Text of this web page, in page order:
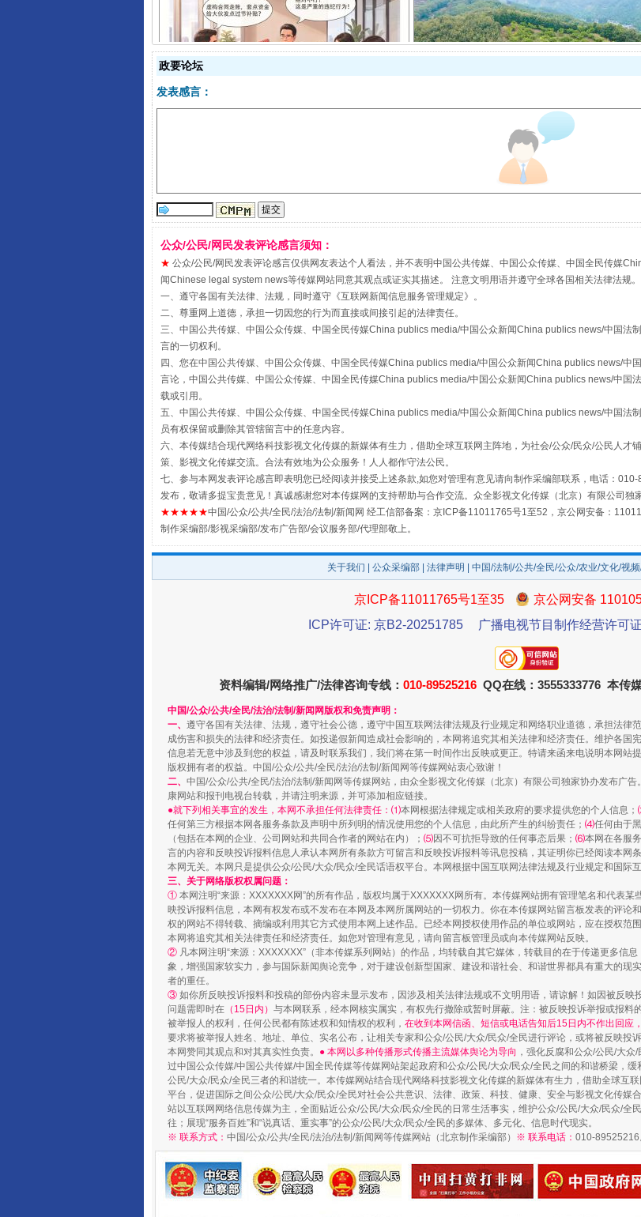
揭开“小金库”的免责幌子 以产业富民促振兴
受贿1.44亿！段成刚被判无期 从幼儿园到大学，有这些资助
全民健身五年计划来了！等你上场 事关残疾人未来5年
阿坝州三大球赛在茂县开幕
国家大学科技园优化重塑工作 镜头丨大暑三秋近
扯下公款旅游的“隐身衣” 如何以同查同治破解风腐交织难题
政要论坛
发表感言：
公众/公民/网民发表评论感言须知：
★ 公众/公民/网民发表评论感言仅供网友表达个人看法，并不表明中国公共传媒、中国公众传媒、中国全民传媒
闻Chinese legal system news等传媒网站同意其观点或证实其描述。 注意文明用语并遵守全球各国相关法律法规。
一、遵守各国有关法律、法规，同时遵守《互联网新闻信息服务管理规定》。
二、尊重网上道德，承担一切因您的行为而直接或间接引起的法律责任。
三、中国公共传媒、中国公众传媒、中国全民传媒China publics media/中国公众新闻China publics news/中国法
言的一切权利。
四、您在中国公共传媒、中国公众传媒、中国全民传媒China publics media/中国公众新闻China publics news/中
言论，中国公共传媒、中国公众传媒、中国全民传媒China publics media/中国公众新闻China publics news/中国
载或引用。
五、中国公共传媒、中国公众传媒、中国全民传媒China publics media/中国公众新闻China publics news/中国法
员有权保留或删除其管辖留言中的任意内容。
六、本传媒结合现代网络科技影视文化传媒的新媒体有生力，借助全球互联网主阵地，为社会/公众/民众/公民人才
策、影视文化传媒交流。合法有效地为公众服务！人人都作守法公民。
七、参与本网发表评论感言即表明您已经阅读并接受上述条款,如您对管理有意见请向制作采编部联系，电话：
发布，敬请多提宝贵意见！真诚感谢您对本传媒网的支持帮助与合作交流。众全影视文化传媒（北京）有限公司独
★★★★★中国/公众/公共/全民/法治/法制/新闻网 经工信部备案：京ICP备11011765号1至52，京公网安备：
制作采编部/影视采编部/发布广告部/会议服务部/代理部敬上。
关于我们 公众采编部 法律声明 | 中国/法制/公共/全民/公众/农业/文化/视
京ICP备11011765号1至35
京公网安备
ICP许可证: 京B2-20251785
广播电视节目制作经营许可
资料编辑/网络推广/法律咨询专线： 010-89525216 QQ在线：3555333776 本传
中国/公众/公共/全民/法治/法制/新闻网版权和免责声明：
一、 遵守各国有关法律、法规，遵守社会公德，遵守中国互联网法律法规及行业规定和网络职业道德，承担法律
成伤害和损失的法律和经济责任。如投递假新闻造成社会影响的，本网将追究其相关法律和经济责任。维护各国
信息若无意中涉及到您的权益，请及时联系我们，我们将在第一时间作出反映或更正。特请来函来电说明本网站
版权拥有者的权益。中国/公众/公共/全民/法治/法制/新闻网等传媒网站衷心致谢！
二、 中国/公众/公共/全民/法治/法制/新闻网等传媒网站，由众全影视文化传媒（北京）有限公司独家协办发布广
康网站和报刊电视台转载，并请注明来源，并可添加相应链接。
●就下列相关事宜的发生，本网不承担任何法律责任：⑴本网根据法律规定或相关政府的要求提供您的个人信息；
任何第三方根据本网各服务条款及声明中所列明的情况使用您的个人信息，由此所产生的纠纷责任； ⑷任何由于
（包括在本网的企业、公司网站和共同合作者的网站在内）； ⑸因不可抗拒导致的任何事态后果； ⑹本网在各服
言的内容和反映投诉报料信息人承认本网所有条款方可留言和反映投诉报料等讯息投稿，其证明你已经阅读本网
本网无关。本网只是提供公众/公民/大众/民众/全民话语权平台。本网根据中国互联网法律法规及行业规定和国际
三、关于网络版权权属问题：
① 本网注明“来源：XXXXXXX网”的所有作品，版权均属于XXXXXXX网所有。本传媒网站拥有管理笔名和代表
映投诉报料信息，本网有权发布或不发布在本网及本网所属网站的一切权力。你在本传媒网站留言板发表的评论
权的网站不得转载、摘编或利用其它方式使用本网上述作品。已经本网授权使用作品的单位或网站，应在授权范
本网将追究其相关法律责任和经济责任。如您对管理有意见，请向留言板管理员或向本传媒网站反映。
② 凡本网注明“来源：XXXXXXX”（非本传媒系列网站）的作品，均转载自其它媒体，转载目的在于传递更多信
象，增强国家软实力，参与国际新闻舆论竞争，对于建设创新型国家、建设和谐社会、和谐世界都具有重大的现
者的重任。
③ 如你所反映投诉报料和投稿的部份内容未显示发布，因涉及相关法律法规或不文明用语，请谅解！如因被反
问题需即时在 （15日内） 与本网联系，经本网核实属实，有权先行撤除或暂时屏蔽。注：被反映投诉举报或报
被举报人的权利，任何公民都有陈述权和知情权的权利， 在收到本网信函、短信或电话告知后15日内不作出回应
要求将被举报人姓名、地址、单位、实名公布，让相关专家和公众/公民/大众/民众/全民进行评论，或将被反映投
本网赞同其观点和对其真实性负责。 ● 本网以多种传播形式传播主流媒体舆论为导向 ，强化反腐和公众/公民/大
过中国公众传媒/中国公共传媒/中国全民传媒等传媒网站架起政府和公众/公民/大众/民众/全民之间的和谐桥梁，
公民/大众/民众/全民三者的和谐统一。本传媒网站结合现代网络科技影视文化传媒的新媒体有生力，借助全球互
平台，促进国际之间公众/公民/大众/民众/全民对社会公共意识、法律、政策、科技、健康、安全与影视文化传媒
站以互联网网络信息传媒为主，全面贴近公众/公民/大众/民众/全民的日常生活事实，维护公众/公民/大众/民众/全
往；展现“服务百姓”和“说真话、重实事”的公众/公民/大众/民众/全民的多媒体、多元化、信息时代现实。
※ 联系方式： 中国/公众/公共/全民/法治/法制/新闻网等传媒网站（北京制作采编部） ※ 联系电话： 010-89525216